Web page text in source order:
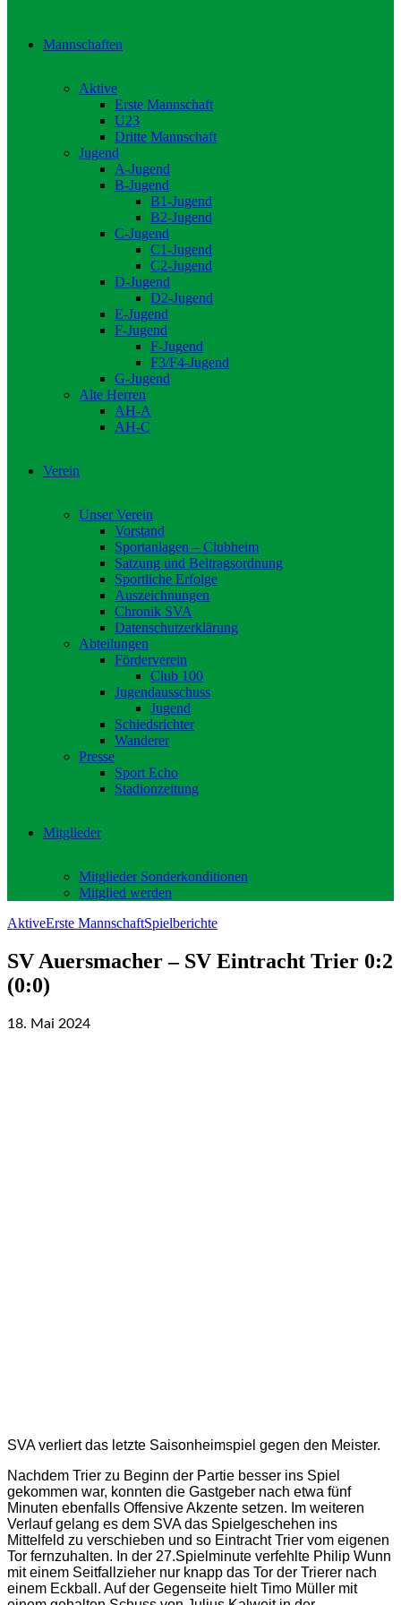
Mannschaften
Aktive
Erste Mannschaft
U23
Dritte Mannschaft
Jugend
A-Jugend
B-Jugend
B1-Jugend
B2-Jugend
C-Jugend
C1-Jugend
C2-Jugend
D-Jugend
D2-Jugend
E-Jugend
F-Jugend
F-Jugend
F3/F4-Jugend
G-Jugend
Alte Herren
AH-A
AH-C
Verein
Unser Verein
Vorstand
Sportanlagen – Clubheim
Satzung und Beitragsordnung
Sportliche Erfolge
Auszeichnungen
Chronik SVA
Datenschutzerklärung
Abteilungen
Förderverein
Club 100
Jugendausschuss
Jugend
Schiedsrichter
Wanderer
Presse
Sport Echo
Stadionzeitung
Mitglieder
Mitglieder Sonderkonditionen
Mitglied werden
AktiveErste MannschaftSpielberichte
SV Auersmacher – SV Eintracht Trier 0:2
(0:0)
18. Mai 2024
SVA verliert das letzte Saisonheimspiel gegen den Meister.
Nachdem Trier zu Beginn der Partie besser ins Spiel
gekommen war, konnten die Gastgeber nach etwa fünf
Minuten ebenfalls Offensive Akzente setzen. Im weiteren
Verlauf gelang es dem SVA das Spielgeschehen ins
Mittelfeld zu verschieben und so Eintracht Trier vom eigenen
Tor fernzuhalten. In der 27.Spielminute verfehlte Philip Wunn
mit einem Seitfallzieher nur knapp das Tor der Trierer nach
einem Eckball. Auf der Gegenseite hielt Timo Müller mit